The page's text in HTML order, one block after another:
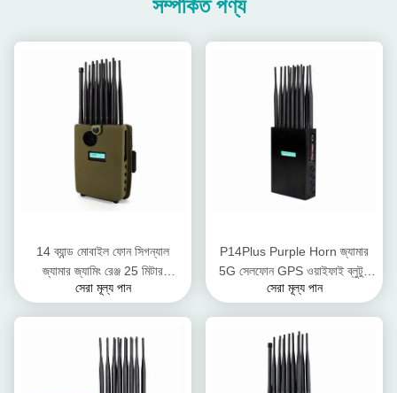
সম্পর্কিত পণ্য
14 ব্যান্ড মোবাইল ফোন সিগন্যাল
জ্যামার জ্যামিং রেঞ্জ 25 মিটার
12000mAh ব্যাটারি
সেরা মূল্য পান
P14Plus Purple Horn জ্যামার
5G সেলফোন GPS ওয়াইফাই ব্লুটুথ
হ্যান্ডহেল্ড সিগন্যাল জ্যামার
সেরা মূল্য পান